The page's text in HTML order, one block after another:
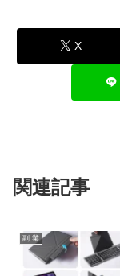
X
関連記事
副 業